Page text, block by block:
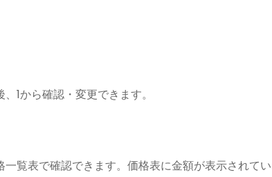
​1​から確認・変更できます。
覧表で確認できます。価格表に金額が表示されてい